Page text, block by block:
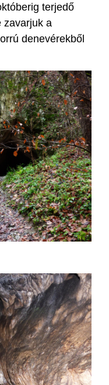
terjedő
zavarjuk a
denevérekből